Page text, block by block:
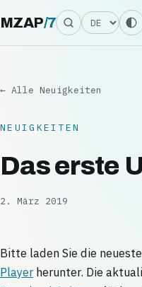
MZAP/7 Sprache
← Alle Neuigkeiten
NEUIGKEITEN
Das erste
2. März 2019
Bitte laden Sie die
Playerherunter. Die